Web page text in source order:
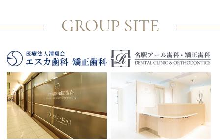
GROUP SITE